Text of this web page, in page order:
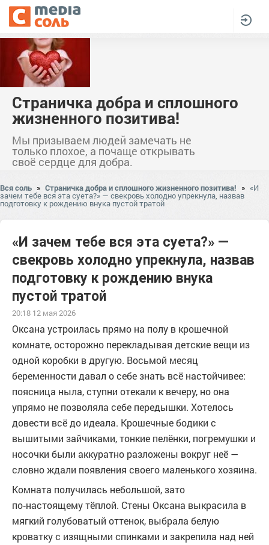
Страничка добра и сплошного
жизненного позитива!
Мы призываем людей замечать не
только плохое, а почаще открывать
своё сердце для добра.
Вся соль » Страничка добра и сплошного жизненного позитива! » «И
зачем тебе вся эта суета?» — свекровь холодно упрекнула, назвав
подготовку к рождению внука пустой тратой
«И зачем тебе вся эта суета?» —
свекровь холодно упрекнула, назвав
подготовку к рождению внука
пустой тратой
20:18 12 мая 2026
Оксана устроилась прямо на полу в крошечной
комнате, осторожно перекладывая детские вещи из
одной коробки в другую. Восьмой месяц
беременности давал о себе знать всё настойчивее:
поясница ныла, ступни отекали к вечеру, но она
упрямо не позволяла себе передышки. Хотелось
довести всё до идеала. Крошечные бодики с
вышитыми зайчиками, тонкие пелёнки, погремушки и
носочки были аккуратно разложены вокруг неё —
словно ждали появления своего маленького хозяина.
Комната получилась небольшой, зато
по‑настоящему тёплой. Стены Оксана выкрасила в
мягкий голубоватый оттенок, выбрала белую
кроватку с изящными спинками и закрепила над ней